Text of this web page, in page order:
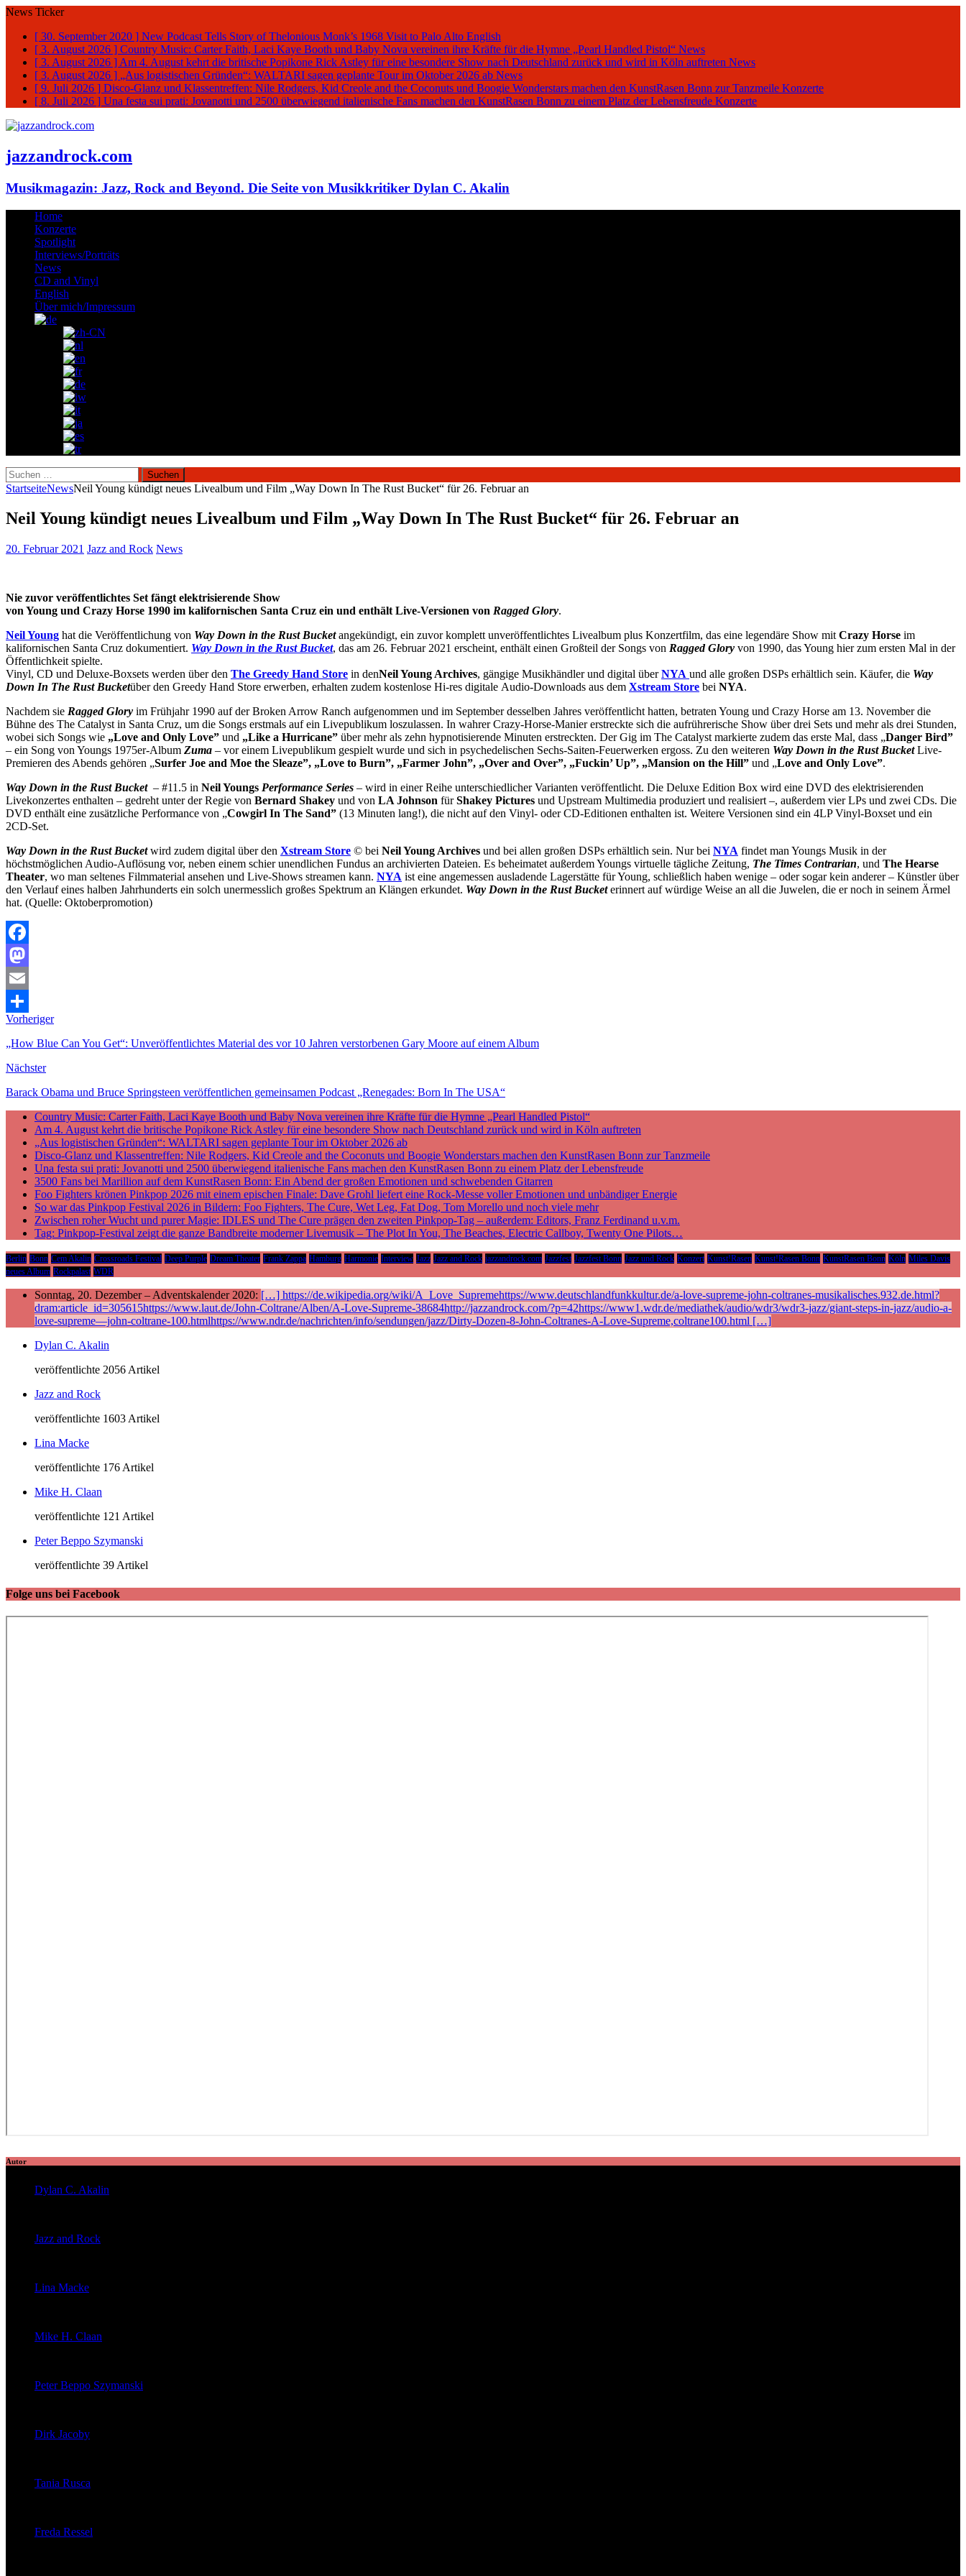
News Ticker
[ 30. September 2020 ] New Podcast Tells Story of Thelonious Monk’s 1968 Visit to Palo Alto English
[ 3. August 2026 ] Country Music: Carter Faith, Laci Kaye Booth und Baby Nova vereinen ihre Kräfte für die Hymne „Pearl Handled Pistol“ News
[ 3. August 2026 ] Am 4. August kehrt die britische Popikone Rick Astley für eine besondere Show nach Deutschland zurück und wird in Köln auftreten News
[ 3. August 2026 ] „Aus logistischen Gründen“: WALTARI sagen geplante Tour im Oktober 2026 ab News
[ 9. Juli 2026 ] Disco-Glanz und Klassentreffen: Nile Rodgers, Kid Creole and the Coconuts und Boogie Wonderstars machen den KunstRasen Bonn zur Tanzmeile Konzerte
[ 8. Juli 2026 ] Una festa sui prati: Jovanotti und 2500 überwiegend italienische Fans machen den KunstRasen Bonn zu einem Platz der Lebensfreude Konzerte
jazzandrock.com
Musikmagazin: Jazz, Rock and Beyond. Die Seite von Musikkritiker Dylan C. Akalin
Home
Konzerte
Spotlight
Interviews/Porträts
News
CD and Vinyl
English
Über mich/Impressum
Suchen
nach:
StartseiteNewsNeil Young kündigt neues Livealbum und Film „Way Down In The Rust Bucket“ für 26. Februar an
Neil Young kündigt neues Livealbum und Film „Way Down In The Rust Bucket“ für 26. Februar an
20. Februar 2021 Jazz and Rock News
Nie zuvor veröffentlichtes Set fängt elektrisierende Show
von Young und Crazy Horse 1990 im kalifornischen Santa Cruz ein und enthält Live-Versionen von Ragged Glory.
Neil Young hat die Veröffentlichung von Way Down in the Rust Bucketangekündigt, ein zuvor komplett unveröffentlichtes Livealbum plus Konzertfilm, das eine legendäre Show mit Crazy Horse im
kalifornischen Santa Cruz dokumentiert. Way Down in the Rust Bucket, das am 26. Februar 2021 erscheint, enthält einen Großteil der Songs von Ragged Glory von 1990, das Young hier zum ersten Mal in der
Öffentlichkeit spielte.
Vinyl, CD und Deluxe-Boxsets werden über den The Greedy Hand Store in denNeil Young Archives, gängige Musikhändler und digital überNYA und alle großen DSPs erhältlich sein. Käufer, die Way
Down In The Rust Bucketüber den Greedy Hand Store erwerben, erhalten zudem kostenlose Hi-res digitale Audio-Downloads aus dem Xstream Store bei NYA.
Nachdem sie Ragged Glory im Frühjahr 1990 auf der Broken Arrow Ranch aufgenommen und im September desselben Jahres veröffentlicht hatten, betraten Young und Crazy Horse am 13. November die
Bühne des The Catalyst in Santa Cruz, um die Songs erstmals auf ein Livepublikum loszulassen. In wahrer Crazy-Horse-Manier erstreckte sich die aufrührerische Show über drei Sets und mehr als drei Stunden,
wobei sich Songs wie „Love and Only Love” und „Like a Hurricane” über mehr als zehn hypnotisierende Minuten erstreckten. Der Gig im The Catalyst markierte zudem das erste Mal, dass „Danger Bird”
– ein Song von Youngs 1975er-Album Zuma – vor einem Livepublikum gespielt wurde und sich in psychedelischen Sechs-Saiten-Feuerwerken ergoss. Zu den weiteren Way Down in the Rust BucketLive-
Premieren des Abends gehören „Surfer Joe and Moe the Sleaze”, „Love to Burn”, „Farmer John”, „Over and Over”, „Fuckin’ Up”, „Mansion on the Hill” und „Love and Only Love”.
Way Down in the Rust Bucket – #11.5 in Neil Youngs Performance Series – wird in einer Reihe unterschiedlicher Varianten veröffentlicht. Die Deluxe Edition Box wird eine DVD des elektrisierenden
Livekonzertes enthalten – gedreht unter der Regie von Bernard Shakey und von LA Johnson fürShakey Pictures und Upstream Multimedia produziert und realisiert –, außerdem vier LPs und zwei CDs. Die
DVD enthält eine zusätzliche Performance von „Cowgirl In The Sand” (13 Minuten lang!), die nicht auf den Vinyl- oder CD-Editionen enthalten ist. Weitere Versionen sind ein 4LP Vinyl-Boxset und ein
2CD-Set.
Way Down in the Rust Bucketwird zudem digital über den Xstream Store © bei Neil Young Archives und bei allen großen DSPs erhältlich sein. Nur bei NYA findet man Youngs Musik in der
höchstmöglichen Audio-Auflösung vor, neben einem schier unendlichen Fundus an archivierten Dateien. Es beheimatet außerdem Youngs virtuelle tägliche Zeitung, The Times Contrarian, und The Hearse
Theater, wo man seltenes Filmmaterial ansehen und Live-Shows streamen kann. NYA ist eine angemessen ausladende Lagerstätte für Young, schließlich haben wenige – oder sogar kein anderer – Künstler über
den Verlauf eines halben Jahrhunderts ein solch unermesslich großes Spektrum an Klängen erkundet. Way Down in the Rust Bucketerinnert auf würdige Weise an all die Juwelen, die er noch in seinem Ärmel
hat. (Quelle: Oktoberpromotion)
Facebook
Mastodon
Email
Teilen
Vorheriger
„How Blue Can You Get“: Unveröffentlichtes Material des vor 10 Jahren verstorbenen Gary Moore auf einem Album
Nächster
Barack Obama und Bruce Springsteen veröffentlichen gemeinsamen Podcast „Renegades: Born In The USA“
Country Music: Carter Faith, Laci Kaye Booth und Baby Nova vereinen ihre Kräfte für die Hymne „Pearl Handled Pistol“
Am 4. August kehrt die britische Popikone Rick Astley für eine besondere Show nach Deutschland zurück und wird in Köln auftreten
„Aus logistischen Gründen“: WALTARI sagen geplante Tour im Oktober 2026 ab
Disco-Glanz und Klassentreffen: Nile Rodgers, Kid Creole and the Coconuts und Boogie Wonderstars machen den KunstRasen Bonn zur Tanzmeile
Una festa sui prati: Jovanotti und 2500 überwiegend italienische Fans machen den KunstRasen Bonn zu einem Platz der Lebensfreude
3500 Fans bei Marillion auf dem KunstRasen Bonn: Ein Abend der großen Emotionen und schwebenden Gitarren
Foo Fighters krönen Pinkpop 2026 mit einem epischen Finale: Dave Grohl liefert eine Rock-Messe voller Emotionen und unbändiger Energie
So war das Pinkpop Festival 2026 in Bildern: Foo Fighters, The Cure, Wet Leg, Fat Dog, Tom Morello und noch viele mehr
Zwischen roher Wucht und purer Magie: IDLES und The Cure prägen den zweiten Pinkpop-Tag – außerdem: Editors, Franz Ferdinand u.v.m.
Tag: Pinkpop-Festival zeigt die ganze Bandbreite moderner Livemusik – The Plot In You, The Beaches, Electric Callboy, Twenty One Pilots…
Berlin Bonn Cem Akalin Crossroads Festival Deep Purple Dream Theater Frank Zappa Hamburg Harmonie Interview Jazz Jazz and Rock jazzandrock.com Jazzfest Jazzfest Bonn Jazz und Rock Konzert Kunst!Rasen Kunst!Rasen Bonn KunstRasen Bonn Köln Miles Davis
neues Album Rockpalast WDR
Sonntag, 20. Dezember – Adventskalender 2020: […] https://de.wikipedia.org/wiki/A_Love_Supremehttps://www.deutschlandfunkkultur.de/a-love-supreme-john-coltranes-musikalisches.932.de.html?
dram:article_id=305615https://www.laut.de/John-Coltrane/Alben/A-Love-Supreme-38684http://jazzandrock.com/?p=42https://www1.wdr.de/mediathek/audio/wdr3/wdr3-jazz/giant-steps-in-jazz/audio-a-
love-supreme—john-coltrane-100.htmlhttps://www.ndr.de/nachrichten/info/sendungen/jazz/Dirty-Dozen-8-John-Coltranes-A-Love-Supreme,coltrane100.html […]
Dylan C. Akalin
veröffentlichte 2056 Artikel
Jazz and Rock
veröffentlichte 1603 Artikel
Lina Macke
veröffentlichte 176 Artikel
Mike H. Claan
veröffentlichte 121 Artikel
Peter Beppo Szymanski
veröffentlichte 39 Artikel
Folge uns bei Facebook
Autor
Dylan C. Akalin
Jazz and Rock
Lina Macke
Mike H. Claan
Peter Beppo Szymanski
Dirk Jacoby
Tania Rusca
Freda Ressel